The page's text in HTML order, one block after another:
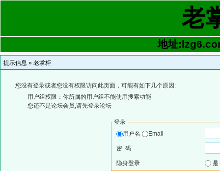
老
地址
提示信息 » 老掌柜
您没有登录或者您没有权限访问此页面，可能有如下几个原因:
用户组权限：你所属的用户组不能使用搜索功能
您还不是论坛会员,请先登录论坛
登录
用户名
Email
密 码
隐身登录